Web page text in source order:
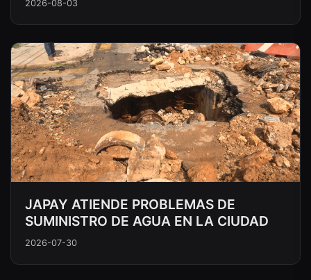
2026-08-03
JAPAY ATIENDE PROBLEMAS DE
SUMINISTRO DE AGUA EN LA CIUDAD
2026-07-30